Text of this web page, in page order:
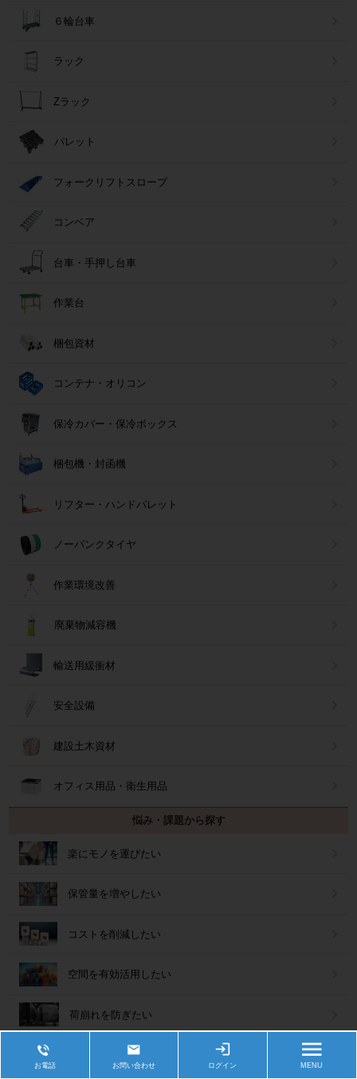
６輪台車
ラック
Zラック
パレット
フォークリフトスロープ
コンベア
台車・手押し台車
作業台
梱包資材
コンテナ・オリコン
保冷カバー・保冷ボックス
梱包機・封函機
リフター・ハンドパレット
ノーパンクタイヤ
作業環境改善
廃棄物減容機
輸送用緩衝材
安全設備
建設土木資材
オフィス用品・衛生用品
悩み・課題から探す
楽にモノを運びたい
保管量を増やしたい
コストを削減したい
空間を有効活用したい
荷崩れを防ぎたい
作業効率を改善したい
お電話 お問い合わせ ログイン MENU